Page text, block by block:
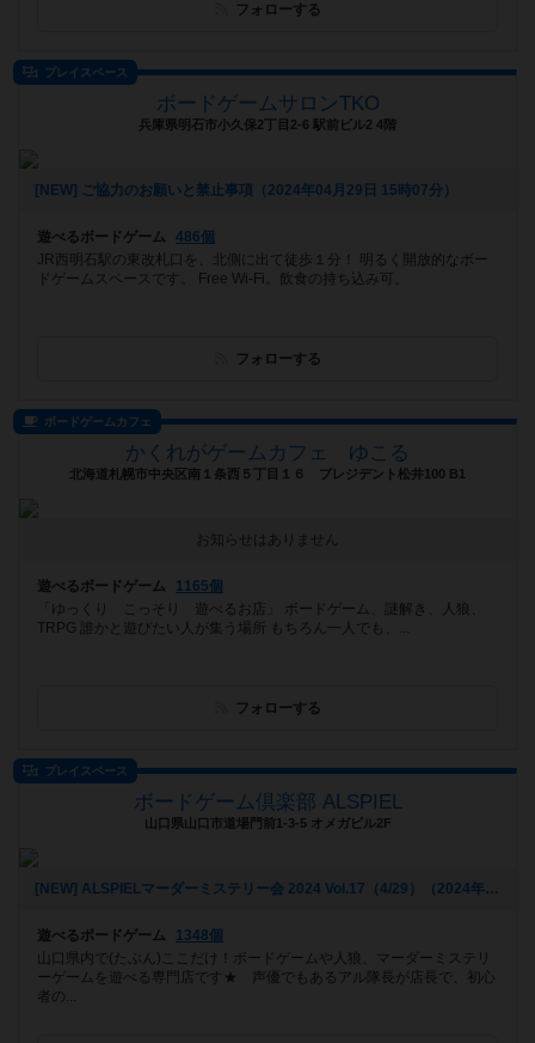
フォローする
プレイスペース
ボードゲームサロンTKO
兵庫県明石市小久保2丁目2-6 駅前ビル2 4階
[NEW] ご協力のお願いと禁止事項（2024年04月29日 15時07分）
遊べるボードゲーム
486個
JR西明石駅の東改札口を、北側に出て徒歩１分！ 明るく開放的なボー
ドゲームスペースです。 Free Wi-Fi。飲食の持ち込み可。
フォローする
ボードゲームカフェ
かくれがゲームカフェ ゆこる
北海道札幌市中央区南１条西５丁目１６ プレジデント松井100 B1
お知らせはありません
遊べるボードゲーム
1165個
「ゆっくり こっそり 遊べるお店」 ボードゲーム、謎解き、人狼、
TRPG 誰かと遊びたい人が集う場所 もちろん一人でも、...
フォローする
プレイスペース
ボードゲーム倶楽部 ALSPIEL
山口県山口市道場門前1-3-5 オメガビル2F
[NEW] ALSPIELマーダーミステリー会 2024 Vol.17（4/29）（2024年04月01日 19時47分）
遊べるボードゲーム
1348個
山口県内で(たぶん)ここだけ！ボードゲームや人狼、マーダーミステリ
ーゲームを遊べる専門店です★ 声優でもあるアル隊長が店長で、初心
者の...